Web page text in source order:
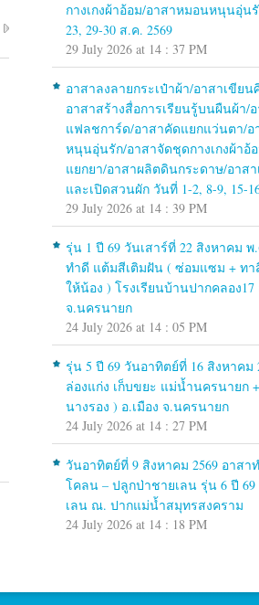
กางเกงผ้าอ้อม/อาสาหมอนหนุนอุ่น
23, 29-30 ส.ค. 2569
29 July 2026 at 14 : 37 PM
อาสาลงลายกระเป๋าผ้า/อาสาเขีย
อาสาสร้างสื่อการเรียนรู้บนผืนผ้า/
แฟลชการ์ด/อาสาคัดแยกแว่นตา/อ
หนุนอุ่นรัก/อาสาจัดชุดกางเกงผ้าอ้
แยกยา/อาสาผลิตดินกระดาษ/อาสา
และเปิดสวนผัก วันที่ 1-2, 8-9, 15-
29 July 2026 at 14 : 39 PM
รุ่น 1 ปี 69 วันเสาร์ที่ 22 สิงหาคม พ
ทำดี แต้มสีเติมฝัน ( ซ่อมแซม + ทา
ให้น้อง ) โรงเรียนบ้านปากคลอง17
จ.นครนายก
24 July 2026 at 14 : 05 PM
รุ่น 5 ปี 69 วันอาทิตย์ที่ 16 สิงหาคม
ล่องแก่ง เก็บขยะ แม่น้ำนครนายก
นางรอง ) อ.เมือง จ.นครนายก
24 July 2026 at 14 : 27 PM
วันอาทิตย์ที่ 9 สิงหาคม 2569 อาสา
โคลน – ปลูกป่าชายเลน รุ่น 6 ปี
เลน ณ. ปากแม่น้ำสมุทรสงคราม
24 July 2026 at 14 : 18 PM